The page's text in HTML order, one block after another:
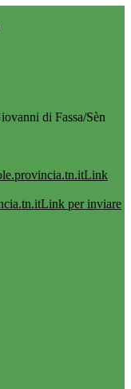
di Fassa/Sèn
Link
Link per inviare